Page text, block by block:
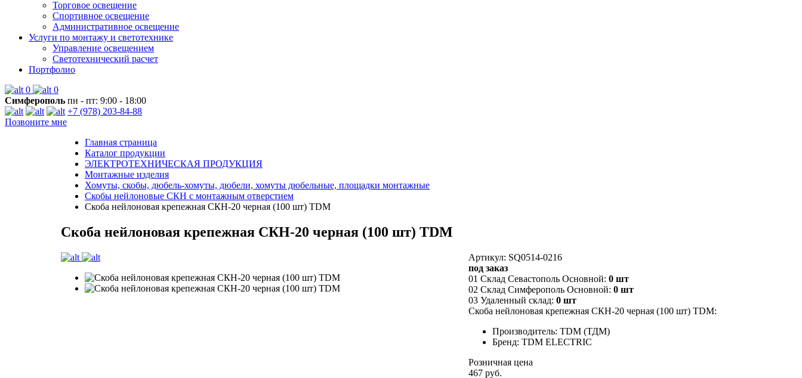
Торговое освещение
Спортивное освещение
Административное освещение
Услуги по монтажу и светотехнике
Управление освещением
Светотехнический расчет
Портфолио
0
0
Симферополь пн - пт: 9:00 - 18:00
+7 (978) 203-84-88
Позвоните мне
Главная страница
Каталог продукции
ЭЛЕКТРОТЕХНИЧЕСКАЯ ПРОДУКЦИЯ
Монтажные изделия
Хомуты, скобы, дюбель-хомуты, дюбели, хомуты дюбельные, площадки монтажные
Скобы нейлоновые СКН с монтажным отверстием
Скоба нейлоновая крепежная СКН-20 черная (100 шт) TDM
Скоба нейлоновая крепежная СКН-20 черная (100 шт) TDM
Артикул: SQ0514-0216
под заказ
01 Склад Севастополь Основной: 0 шт
02 Склад Симферополь Основной: 0 шт
03 Удаленный склад: 0 шт
Скоба нейлоновая крепежная СКН-20 черная (100 шт) TDM:
Производитель: TDM (ТДМ)
Бренд: TDM ELECTRIC
Розничная цена
467 руб.